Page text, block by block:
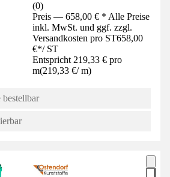
(0)
Preis — 658,00 € * Alle Preise
inkl. MwSt. und ggf. zzgl.
Versandkosten pro ST658,00
€*/ ST
Entspricht 219,33 € pro
m(219,33 €/ m)